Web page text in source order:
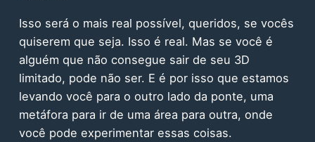
Isso será o mais real possível, queridos, se vocês
quiserem que seja. Isso é real. Mas se você é
alguém que não consegue sair de seu 3D
limitado, pode não ser. E é por isso que estamos
levando você para o outro lado da ponte, uma
metáfora para ir de uma área para outra, onde
você pode experimentar essas coisas.